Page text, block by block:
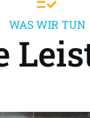
WAS WIR TUN